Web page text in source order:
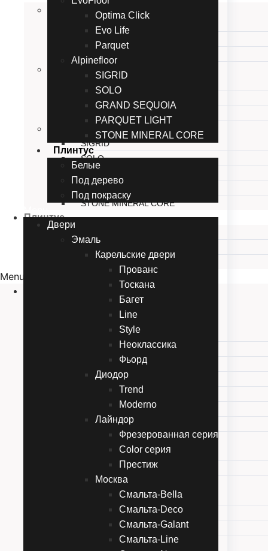
Optima Click
Evo Life
Parquet
Alpinefloor
SIGRID
SOLO
GRAND SEQUOIA
PARQUET LIGHT
STONE MINERAL CORE
Плинтус
Белые
Под дерево
Под покраску
Двери
Эмаль
Карельские двери
Прованc
Тоскана
Багет
Line
Style
Неоклассика
Фьорд
Диодор
Trend
Moderno
Лайндор
Фрезерованная серия
Color серия
Престиж
Москва
Смальта-Bella
Смальта-Deco
Смальта-Galant
Смальта-Line
CronaFloor
Herringbone
NANO
WOOD
SIGRID
SOLO
PARQUET LIGHT
STONE MINERAL CORE
Плинтус
Белые
Под покраску
Menu
Карельские двери
Прованc
Тоскана
Багет
Line
Style
Неоклассика
Фьорд
Диодор
Trend
Moderno
Лайндор
Фрезерованная серия
Color серия
Престиж
Москва